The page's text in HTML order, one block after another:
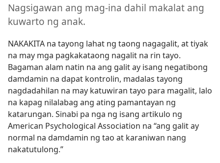
Nagsigawan ang mag-ina dahil makalat ang
kuwarto ng anak.
NAKAKITA na tayong lahat ng taong nagagalit, at tiyak
na may mga pagkakataong nagalit na rin tayo.
Bagaman alam natin na ang galit ay isang negatibong
damdamin na dapat kontrolin, madalas tayong
nagdadahilan na may katuwiran tayo para magalit, lalo
na kapag nilalabag ang ating pamantayan ng
katarungan. Sinabi pa nga ng isang artikulo ng
American Psychological Association na “ang galit ay
normal na damdamin ng tao at karaniwan nang
nakatutulong.”